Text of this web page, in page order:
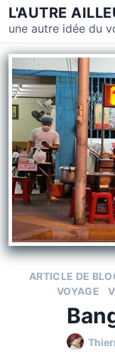
L'AUTRE
une autre idée du
ARTICLE DE
VOYAGE